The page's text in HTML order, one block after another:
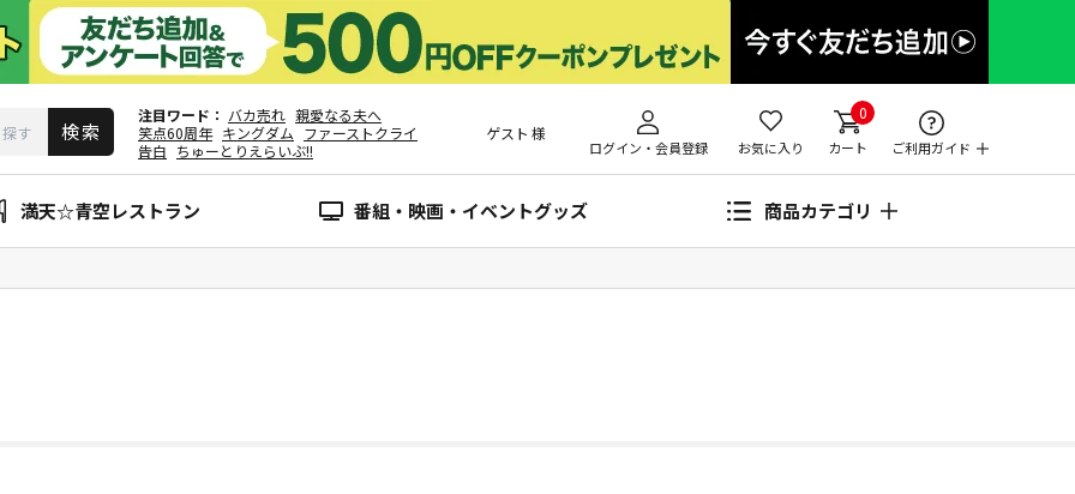
注目ワード バカ売れ 親愛なる夫へ
笑点60周年 キングダム ファーストクライ
告白 ちゅーとりえらいぶ!!
ゲスト 様
ログイン・会員登録 お気に入り
0
カート ご利用ガイド
満天☆青空レストラン 番組・映画・イベントグッズ 商品カテゴリ